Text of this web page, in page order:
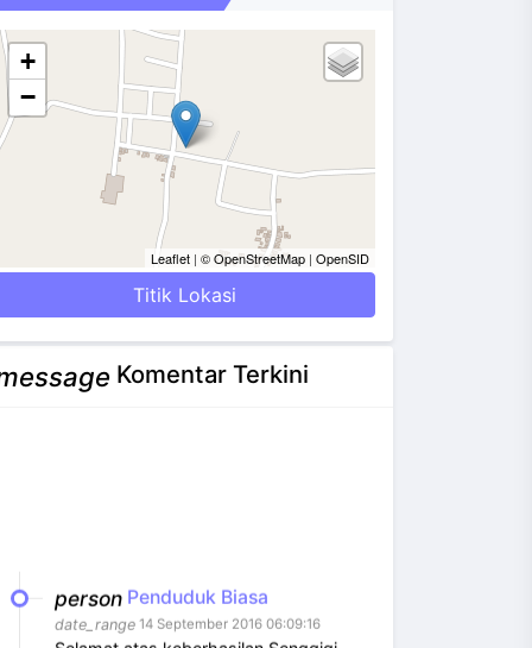
+
−
Leaflet| © OpenStreetMap| OpenSID
Titik Lokasi
Komentar Terkini
date_range14 September 2016 06:09:16
Selamat atas keberhasilan Senggigi